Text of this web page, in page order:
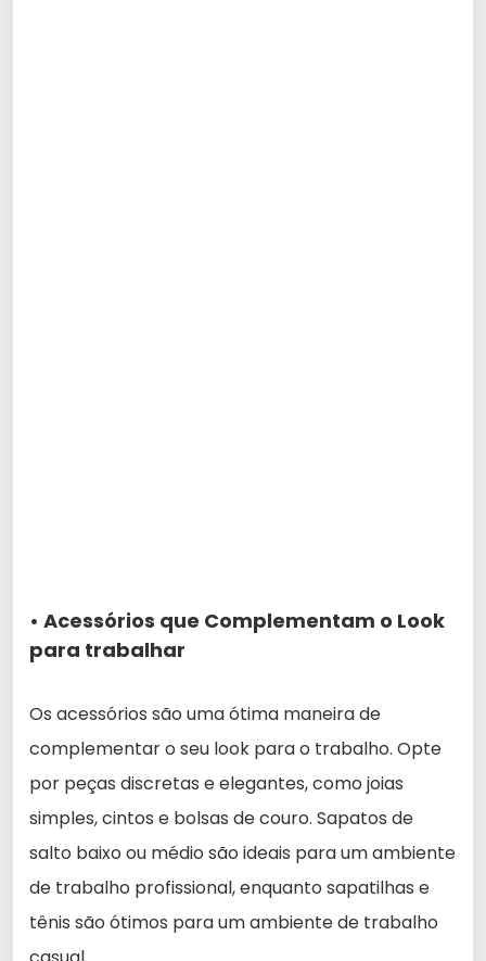
• Acessórios que Complementam o Look
para trabalhar
Os acessórios são uma ótima maneira de
complementar o seu look para o trabalho. Opte
por peças discretas e elegantes, como joias
simples, cintos e bolsas de couro. Sapatos de
salto baixo ou médio são ideais para um ambiente
de trabalho profissional, enquanto sapatilhas e
tênis são ótimos para um ambiente de trabalho